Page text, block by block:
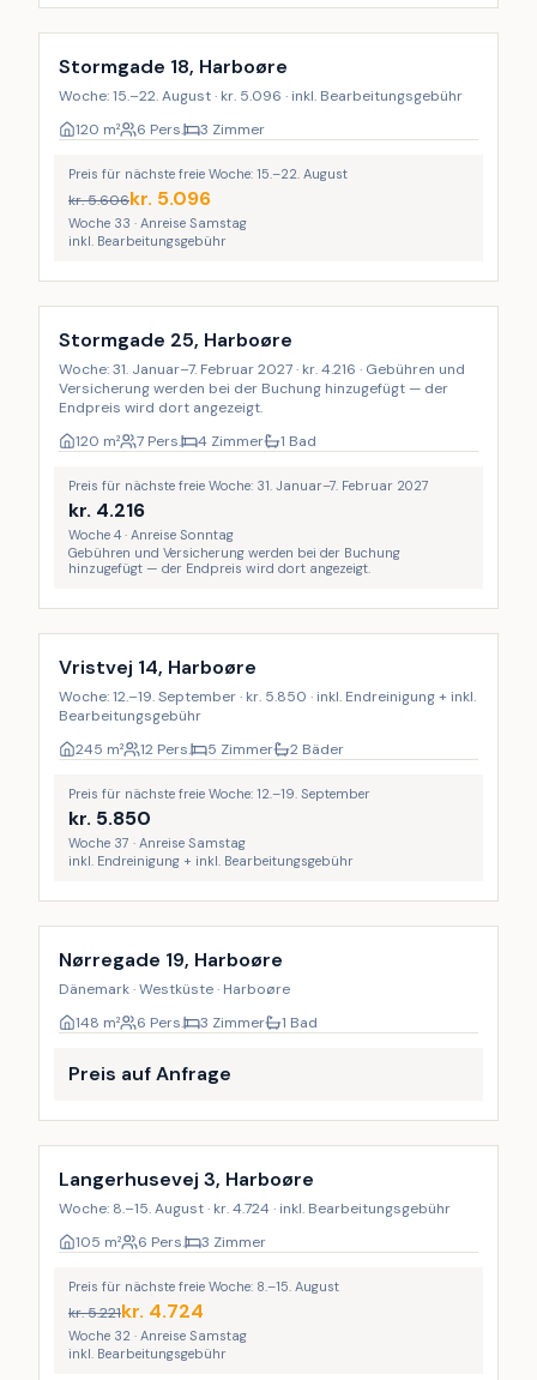
Stormgade 18, Harboøre
Woche: 15.–22. August · kr. 5.096 · inkl. Bearbeitungsgebühr
120 m² 6 Pers. 3 Zimmer
Preis für nächste freie Woche: 15.–22. August
kr.5.606kr. 5.096
Woche 33 · Anreise Samstag
inkl. Bearbeitungsgebühr
Stormgade 25, Harboøre
Woche: 31. Januar–7. Februar 2027 · kr. 4.216 · Gebühren und
Versicherung werden bei der Buchung hinzugefügt — der
Endpreis wird dort angezeigt.
120 m² 7 Pers. 4 Zimmer 1 Bad
Preis für nächste freie Woche: 31. Januar–7. Februar 2027
kr. 4.216
Woche 4 · Anreise Sonntag
Gebühren und Versicherung werden bei der Buchung
hinzugefügt — der Endpreis wird dort angezeigt.
Inkl. Endreinigung
Vristvej 14, Harboøre
Woche: 12.–19. September · kr. 5.850 · inkl. Endreinigung + inkl.
Bearbeitungsgebühr
245 m² 12 Pers. 5 Zimmer 2 Bäder
Preis für nächste freie Woche: 12.–19. September
kr. 5.850
Woche 37 · Anreise Samstag
inkl. Endreinigung + inkl. Bearbeitungsgebühr
Inkl. Endreinigung
Nørregade 19, Harboøre
Dänemark · Westküste · Harboøre
148 m² 6 Pers. 3 Zimmer 1 Bad
Preis auf Anfrage
Langerhusevej 3, Harboøre
Woche: 8.–15. August · kr. 4.724 · inkl. Bearbeitungsgebühr
105 m² 6 Pers. 3 Zimmer
Preis für nächste freie Woche: 8.–15. August
kr.5.221kr. 4.724
Woche 32 · Anreise Samstag
inkl. Bearbeitungsgebühr